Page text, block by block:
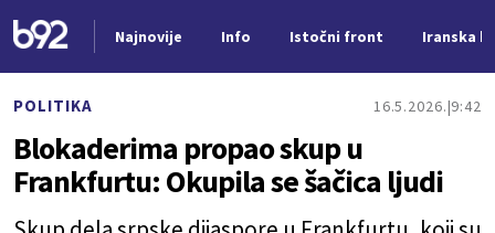
Najnovije Info Istočni front Iranska
POLITIKA 16.5.2026. 9:42
Blokaderima propao skup u
Frankfurtu: Okupila se šačica ljudi